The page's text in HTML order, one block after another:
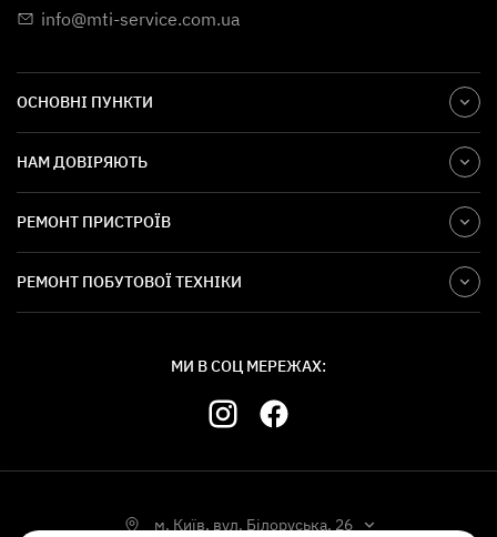
info@mti-service.com.ua
ОСНОВНІ ПУНКТИ
НАМ ДОВІРЯЮТЬ
РЕМОНТ ПРИСТРОЇВ
РЕМОНТ ПОБУТОВОЇ ТЕХНІКИ
МИ В СОЦ МЕРЕЖАХ:
м. Київ, вул. Білоруська, 26